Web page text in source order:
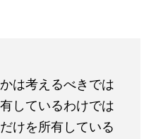
は考えるべきでは
しているわけでは
けを所有している